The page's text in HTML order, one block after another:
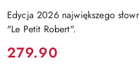
Edycja 2026 największego
"Le Petit Robert".
Cena:
279.90